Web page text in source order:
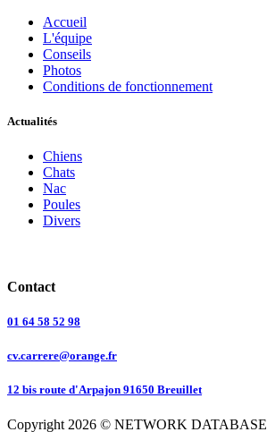
Accueil
L'équipe
Conseils
Photos
Conditions de fonctionnement
Actualités
Chiens
Chats
Nac
Poules
Divers
Contact
01 64 58 52 98
cv.carrere@orange.fr
12 bis route d'Arpajon 91650 Breuillet
Copyright 2026 © NETWORK DATABASE